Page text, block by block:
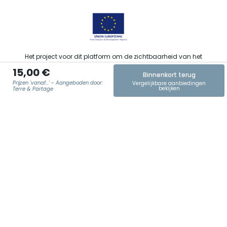
15,00 €
Prijzen 'vanaf...' - Aangeboden door:
Terre & Partage
Binnenkort terug
Vergelijkbare aanbiedingen
bekijken
Het project voor dit platform om de zichtbaarheid van het
toeristisch, sportief, cultureel en wijntoeristisch aanbod van de
Grand Est te verbeteren werd gefinancierd door de EFRO in het
kader van de respons van de Europese Unie op de COVID-19-